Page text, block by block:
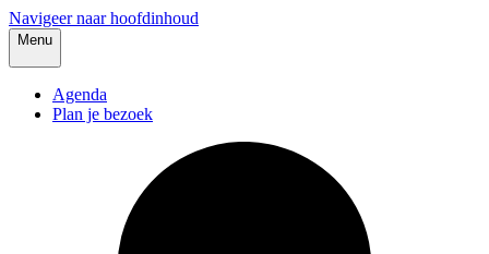
Navigeer naar hoofdinhoud
Menu
Agenda
Plan je bezoek